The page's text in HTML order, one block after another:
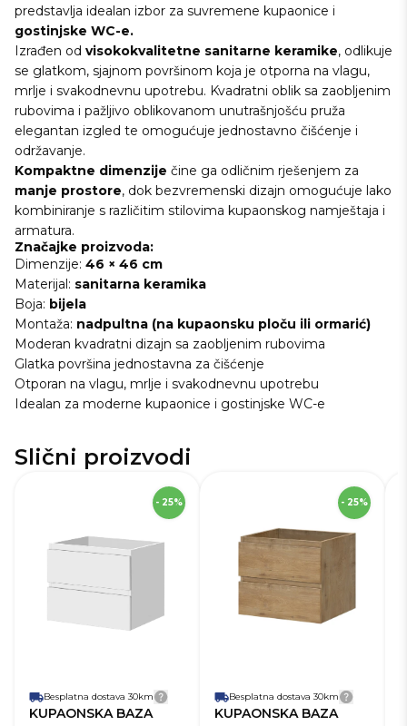
predstavlja idealan izbor za suvremene kupaonice i
gostinjske WC-e.
Izrađen od visokokvalitetne sanitarne keramike, odlikuje
se glatkom, sjajnom površinom koja je otporna na vlagu,
mrlje i svakodnevnu upotrebu. Kvadratni oblik sa zaobljenim
rubovima i pažljivo oblikovanom unutrašnjošću pruža
elegantan izgled te omogućuje jednostavno čišćenje i
održavanje.
Kompaktne dimenzije čine ga odličnim rješenjem za
manje prostore, dok bezvremenski dizajn omogućuje lako
kombiniranje s različitim stilovima kupaonskog namještaja i
armatura.
Značajke proizvoda:
Dimenzije: 46 × 46 cm
Materijal: sanitarna keramika
Boja: bijela
Montaža: nadpultna (na kupaonsku ploču ili ormarić)
Moderan kvadratni dizajn sa zaobljenim rubovima
Glatka površina jednostavna za čišćenje
Otporan na vlagu, mrlje i svakodnevnu upotrebu
Idealan za moderne kupaonice i gostinjske WC-e
Slični proizvodi
- 25%
Besplatna dostava 30km Detalji dostave
KUPAONSKA BAZA
228499
50 cm
Dubina
Bijela sjaj
Materijal
Način ugradnje
Kupaonski
Širina baze (cm)
59,4 cm
Soft-close zatvaranje
- 25%
Besplatna dostava 30km Detalji
KUPAONSKA BAZA